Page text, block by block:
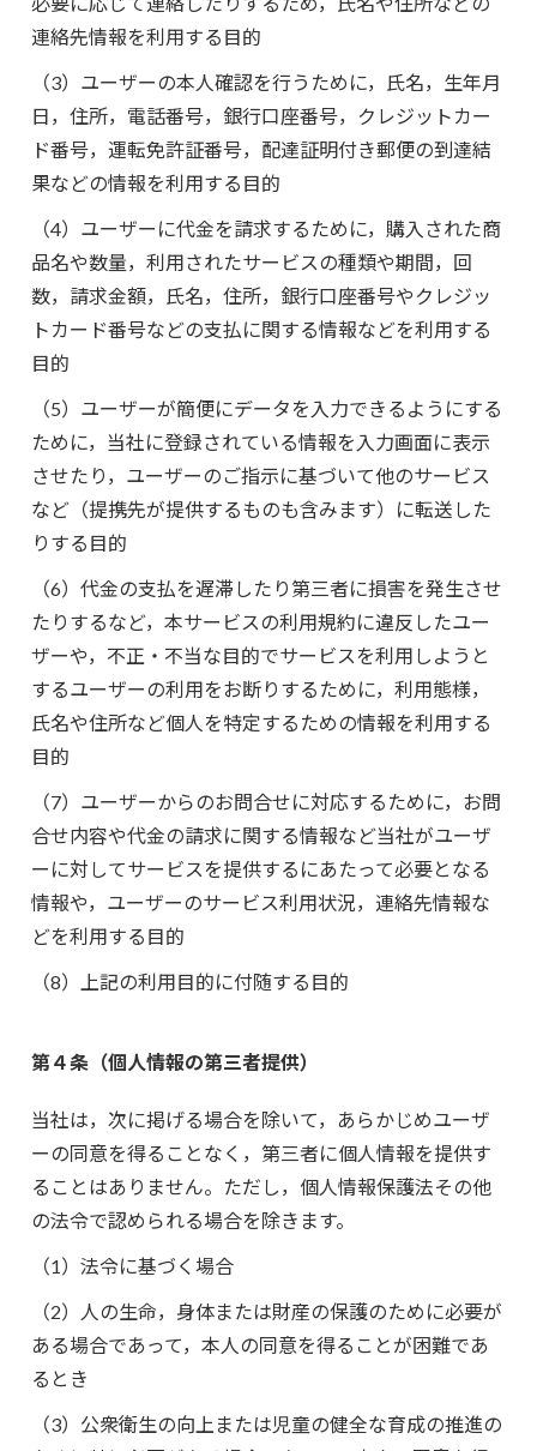
連絡先情報を利用する目的
（3）ユーザーの本人確認を行うために，氏名，生年月
日，住所，電話番号，銀行口座番号，クレジットカー
ド番号，運転免許証番号，配達証明付き郵便の到達結
果などの情報を利用する目的
（4）ユーザーに代金を請求するために，購入された商
品名や数量，利用されたサービスの種類や期間，回
数，請求金額，氏名，住所，銀行口座番号やクレジッ
トカード番号などの支払に関する情報などを利用する
目的
（5）ユーザーが簡便にデータを入力できるようにする
ために，当社に登録されている情報を入力画面に表示
させたり，ユーザーのご指示に基づいて他のサービス
など（提携先が提供するものも含みます）に転送した
りする目的
（6）代金の支払を遅滞したり第三者に損害を発生させ
たりするなど，本サービスの利用規約に違反したユー
ザーや，不正・不当な目的でサービスを利用しようと
するユーザーの利用をお断りするために，利用態様，
氏名や住所など個人を特定するための情報を利用する
目的
（7）ユーザーからのお問合せに対応するために，お問
合せ内容や代金の請求に関する情報など当社がユーザ
ーに対してサービスを提供するにあたって必要となる
情報や，ユーザーのサービス利用状況，連絡先情報な
どを利用する目的
（8）上記の利用目的に付随する目的
第４条（個人情報の第三者提供）
当社は，次に掲げる場合を除いて，あらかじめユーザ
ーの同意を得ることなく，第三者に個人情報を提供す
ることはありません。ただし，個人情報保護法その他
の法令で認められる場合を除きます。
（1）法令に基づく場合
（2）人の生命，身体または財産の保護のために必要が
ある場合であって，本人の同意を得ることが困難であ
るとき
（3）公衆衛生の向上または児童の健全な育成の推進の